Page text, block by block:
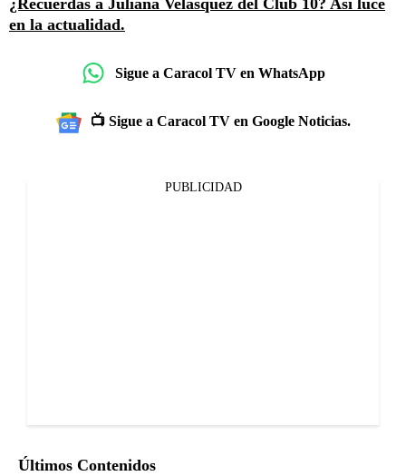
¿Recuerdas a Juliana Velásquez del Club 10? Así luce
en la actualidad.
Sigue a Caracol TV en WhatsApp
📺 Sigue a Caracol TV en Google Noticias.
PUBLICIDAD
Últimos Contenidos